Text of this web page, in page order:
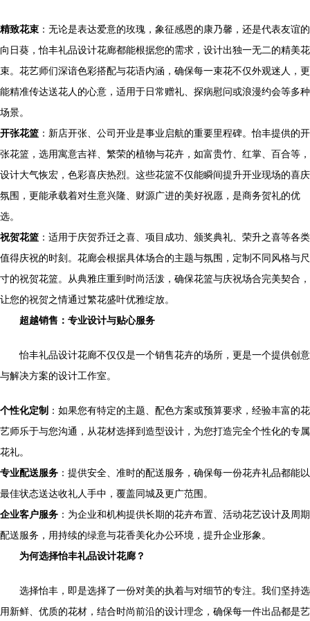
精致花束 ：无论是表达爱意的玫瑰，象征感恩的康乃馨，还是代表友谊的
向日葵，怡丰礼品设计花廊都能根据您的需求，设计出独一无二的精美花
束。花艺师们深谙色彩搭配与花语内涵，确保每一束花不仅外观迷人，更
能精准传达送花人的心意，适用于日常赠礼、探病慰问或浪漫约会等多种
场景。
开张花篮 ：新店开张、公司开业是事业启航的重要里程碑。怡丰提供的开
张花篮，选用寓意吉祥、繁荣的植物与花卉，如富贵竹、红掌、百合等，
设计大气恢宏，色彩喜庆热烈。这些花篮不仅能瞬间提升开业现场的喜庆
氛围，更能承载着对生意兴隆、财源广进的美好祝愿，是商务贺礼的优
选。
祝贺花篮 ：适用于庆贺乔迁之喜、项目成功、颁奖典礼、荣升之喜等各类
值得庆祝的时刻。花廊会根据具体场合的主题与氛围，定制不同风格与尺
寸的祝贺花篮。从典雅庄重到时尚活泼，确保花篮与庆祝场合完美契合，
让您的祝贺之情通过繁花盛叶优雅绽放。
超越销售：专业设计与贴心服务
怡丰礼品设计花廊不仅仅是一个销售花卉的场所，更是一个提供创意
与解决方案的设计工作室。
个性化定制 ：如果您有特定的主题、配色方案或预算要求，经验丰富的花
艺师乐于与您沟通，从花材选择到造型设计，为您打造完全个性化的专属
花礼。
专业配送服务 ：提供安全、准时的配送服务，确保每一份花卉礼品都能以
最佳状态送达收礼人手中，覆盖同城及更广范围。
企业客户服务 ：为企业和机构提供长期的花卉布置、活动花艺设计及周期
配送服务，用持续的绿意与花香美化办公环境，提升企业形象。
为何选择怡丰礼品设计花廊？
选择怡丰，即是选择了一份对美的执着与对细节的专注。我们坚持选
用新鲜、优质的花材，结合时尚前沿的设计理念，确保每一件出品都是艺